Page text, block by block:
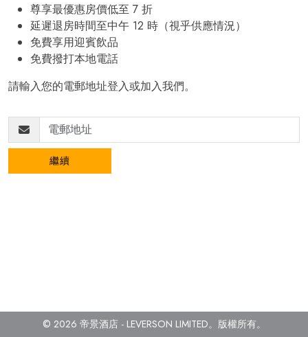
尊享最優惠房價低至 7 折
延遲退房時間至中午 12 時（視乎供應情況）
免費享用迎賓飲品
免費撥打本地電話
請輸入您的電郵地址登入或加入我們。
繼續
© 2026 帝景酒店 - LEVERSON LIMITED。 版權所有。